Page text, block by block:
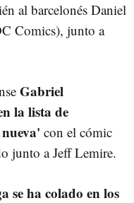
al barcelonés Daniel
Comics), junto a
Gabriel
la lista de
con el cómic
junto a Jeff Lemire.
se ha colado en los